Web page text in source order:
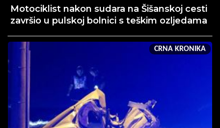
Motociklist nakon sudara na Šišanskoj cesti
završio u pulskoj bolnici s teškim ozljedama
CRNA KRONIKA